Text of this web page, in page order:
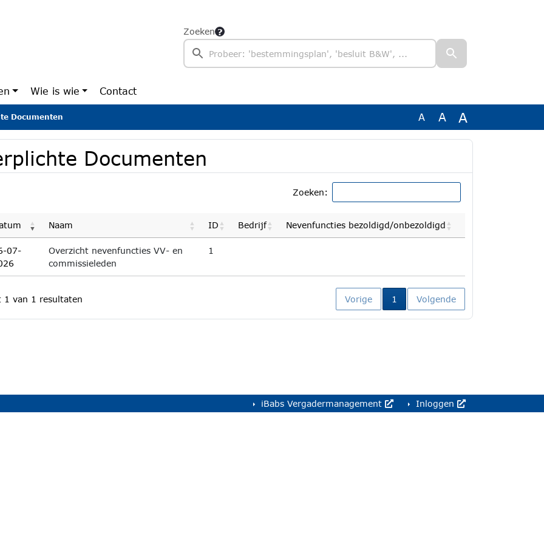
Zoeken
Wie is wie Contact
Documenten A A A
Documenten
Zoeken:
Naam ID Bedrijf Nevenfuncties bezoldigd/onbezoldigd
07-
Overzicht nevenfuncties VV- en
commissieleden
1
1 van 1 resultaten Vorige 1 Huidige pagina
Volgende
iBabs Vergadermanagement Inloggen